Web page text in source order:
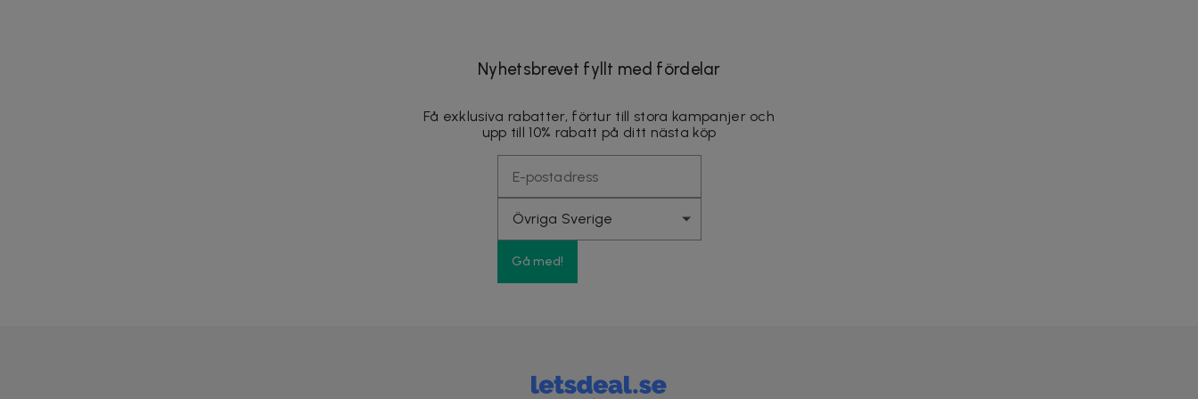
Nyhetsbrevet fyllt med fördelar
Få exklusiva rabatter, förtur till stora kampanjer och
upp till 10% rabatt på ditt nästa köp
Gå med!